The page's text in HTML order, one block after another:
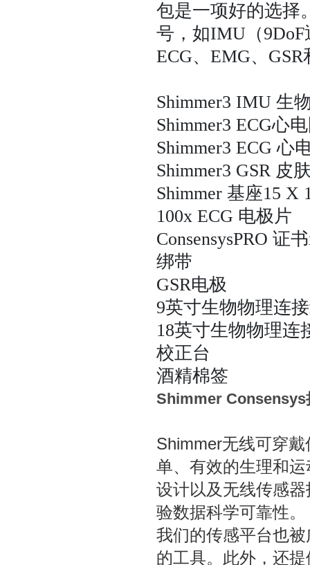
包是一项好的选择
号，如IMU（
ECG、EMG、GSR
Shimmer3 IMU 生
Shimmer3 ECG心
Shimmer3 ECG 心
Shimmer3 GSR 皮
Shimmer 基座15 X
100x ECG 电极片
ConsensysPRO 证
绑带
GSR电极
9英寸生物物理连
18英寸生物物理连
校正台
酒精棉签
Shimmer Consensys
Shimmer无线可穿
单、有效的生理和
设计以及无线传感
验数据科学可靠性。
我们的传感平台也
的工具。此外，还